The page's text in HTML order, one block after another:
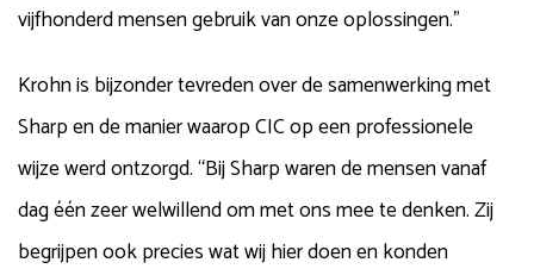
vijfhonderd mensen gebruik van onze oplossingen.”
Krohn is bijzonder tevreden over de samenwerking met
Sharp en de manier waarop CIC op een professionele
wijze werd ontzorgd. “Bij Sharp waren de mensen vanaf
dag één zeer welwillend om met ons mee te denken. Zij
begrijpen ook precies wat wij hier doen en konden